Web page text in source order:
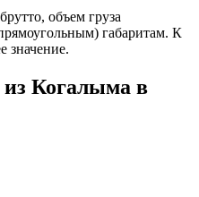
объем груза
габаритам. К
значение.
из Когалыма в